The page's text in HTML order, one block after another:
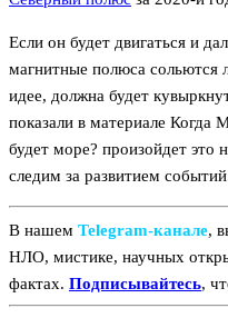
Если он будет двигаться и
магнитные полюса сольются
идее, должна будет
показали в материале Когда
будет море? произойдет это
следим за развитием
В нашем Telegram‑канале,
НЛО, мистике, научных
фактах. Подписывайтесь,